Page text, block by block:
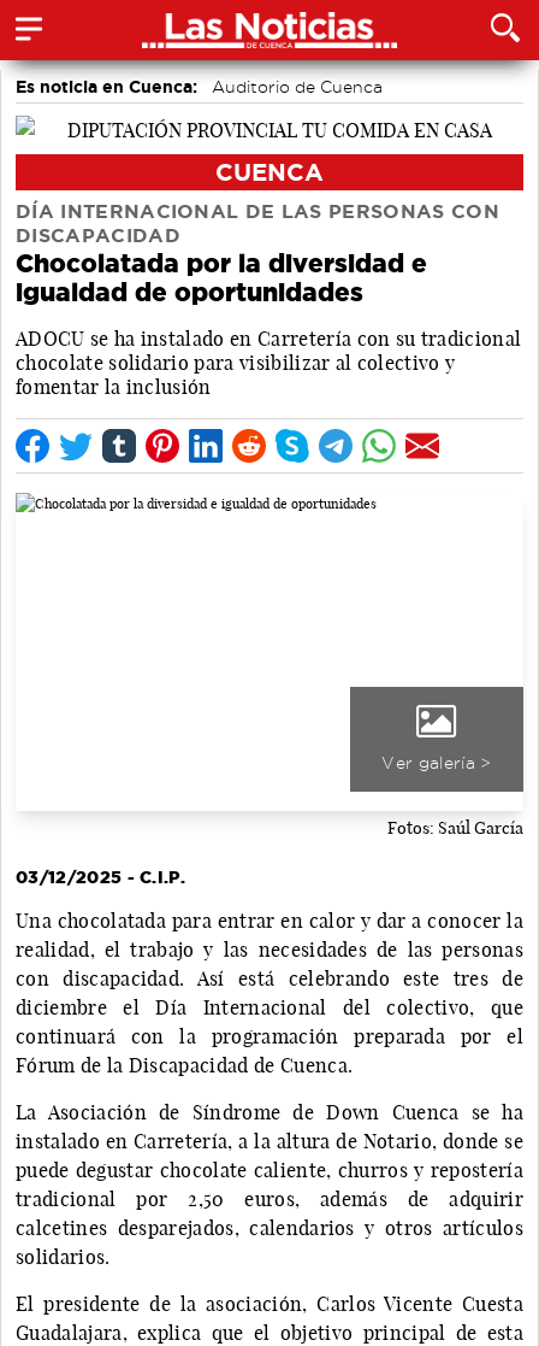
Es noticia en Cuenca: Auditorio de Cuenca
CUENCA
DÍA INTERNACIONAL DE LAS PERSONAS CON
DISCAPACIDAD
Chocolatada por la diversidad e
igualdad de oportunidades
ADOCU se ha instalado en Carretería con su tradicional
chocolate solidario para visibilizar al colectivo y
fomentar la inclusión
Ver galería >
Fotos: Saúl García
03/12/2025 - C.I.P.
Una chocolatada para entrar en calor y dar a conocer la
realidad, el trabajo y las necesidades de las personas
con discapacidad. Así está celebrando este tres de
diciembre el Día Internacional del colectivo, que
continuará con la programación preparada por el
Fórum de la Discapacidad de Cuenca.
La Asociación de Síndrome de Down Cuenca se ha
instalado en Carretería, a la altura de Notario, donde se
puede degustar chocolate caliente, churros y repostería
tradicional por 2,50 euros, además de adquirir
calcetines desparejados, calendarios y otros artículos
solidarios.
El presidente de la asociación, Carlos Vicente Cuesta
Guadalajara, explica que el objetivo principal de esta